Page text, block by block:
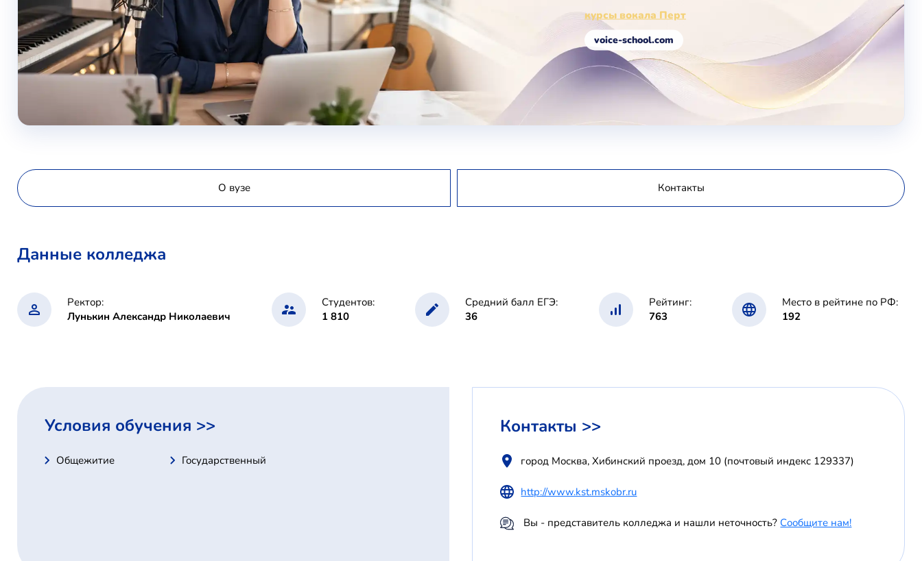
курсы вокала Перт
voice-school.com
О вузе Контакты
Данные колледжа
Ректор:
Лунькин Александр Николаевич
Студентов:
1 810
Средний балл ЕГЭ:
36
Рейтинг:
763
Место в рейтине по РФ:
192
Условия обучения >>
Общежитие Государственный
Контакты >>
город Москва, Хибинский проезд, дом 10 (почтовый индекс 129337)
http://www.kst.mskobr.ru
Вы - представитель колледжа и нашли неточность? Сообщите нам!